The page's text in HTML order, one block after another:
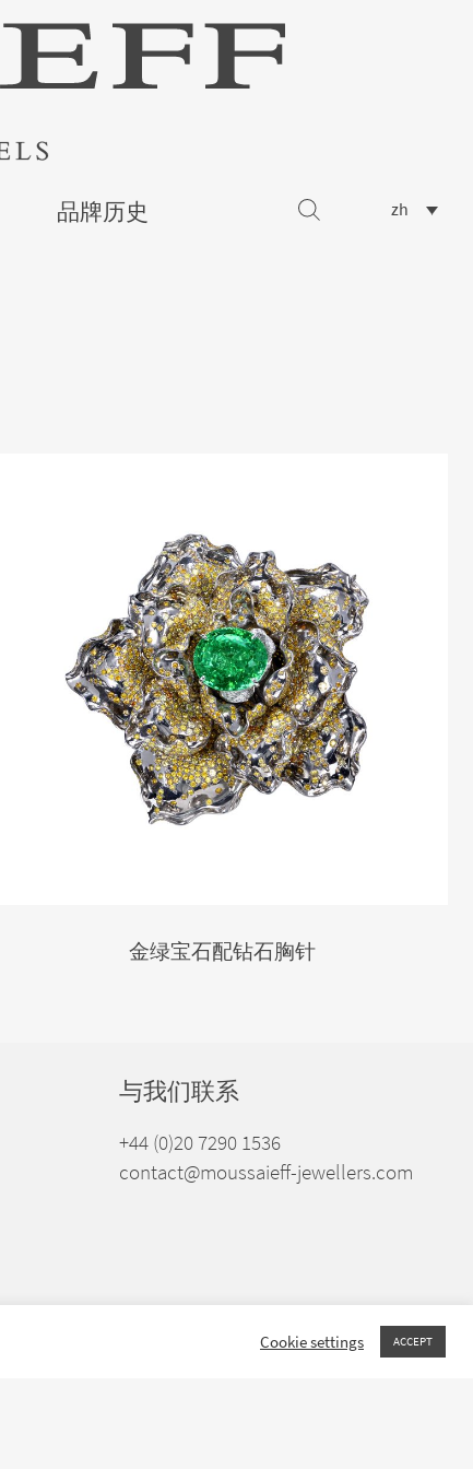
品牌历史 zh
金绿宝石配钻石胸针
与我们联系
+44 (0)20 7290 1536
contact@moussaieff-jewellers.com
Cookie settings ACCEPT